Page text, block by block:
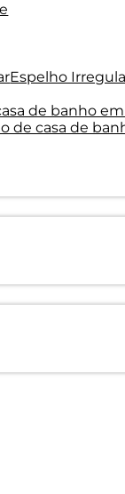
Espelho
de banho
de casa de